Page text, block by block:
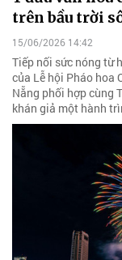
trên bầu trời
15/06/2026 14:42
Tiếp nối sức nóng từ
của Lễ hội Pháo hoa
Nẵng phối hợp cùng
khán giả một hành